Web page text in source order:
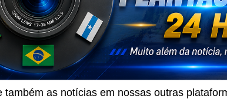
também as notícias em nossas outras